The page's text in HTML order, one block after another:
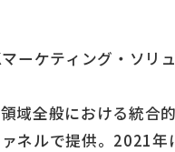
ーケティング・ソリ
域全般における統合
ネルで提供。2021年